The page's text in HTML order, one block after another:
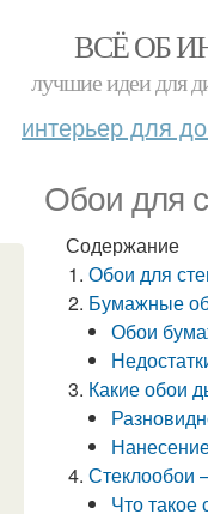
ВСЁ ОБ
лучшие идеи для
интерьер для
Обои для
Содержание
Обои для
Бумажные
Обои
Какие обои
Стеклообои
Что такое